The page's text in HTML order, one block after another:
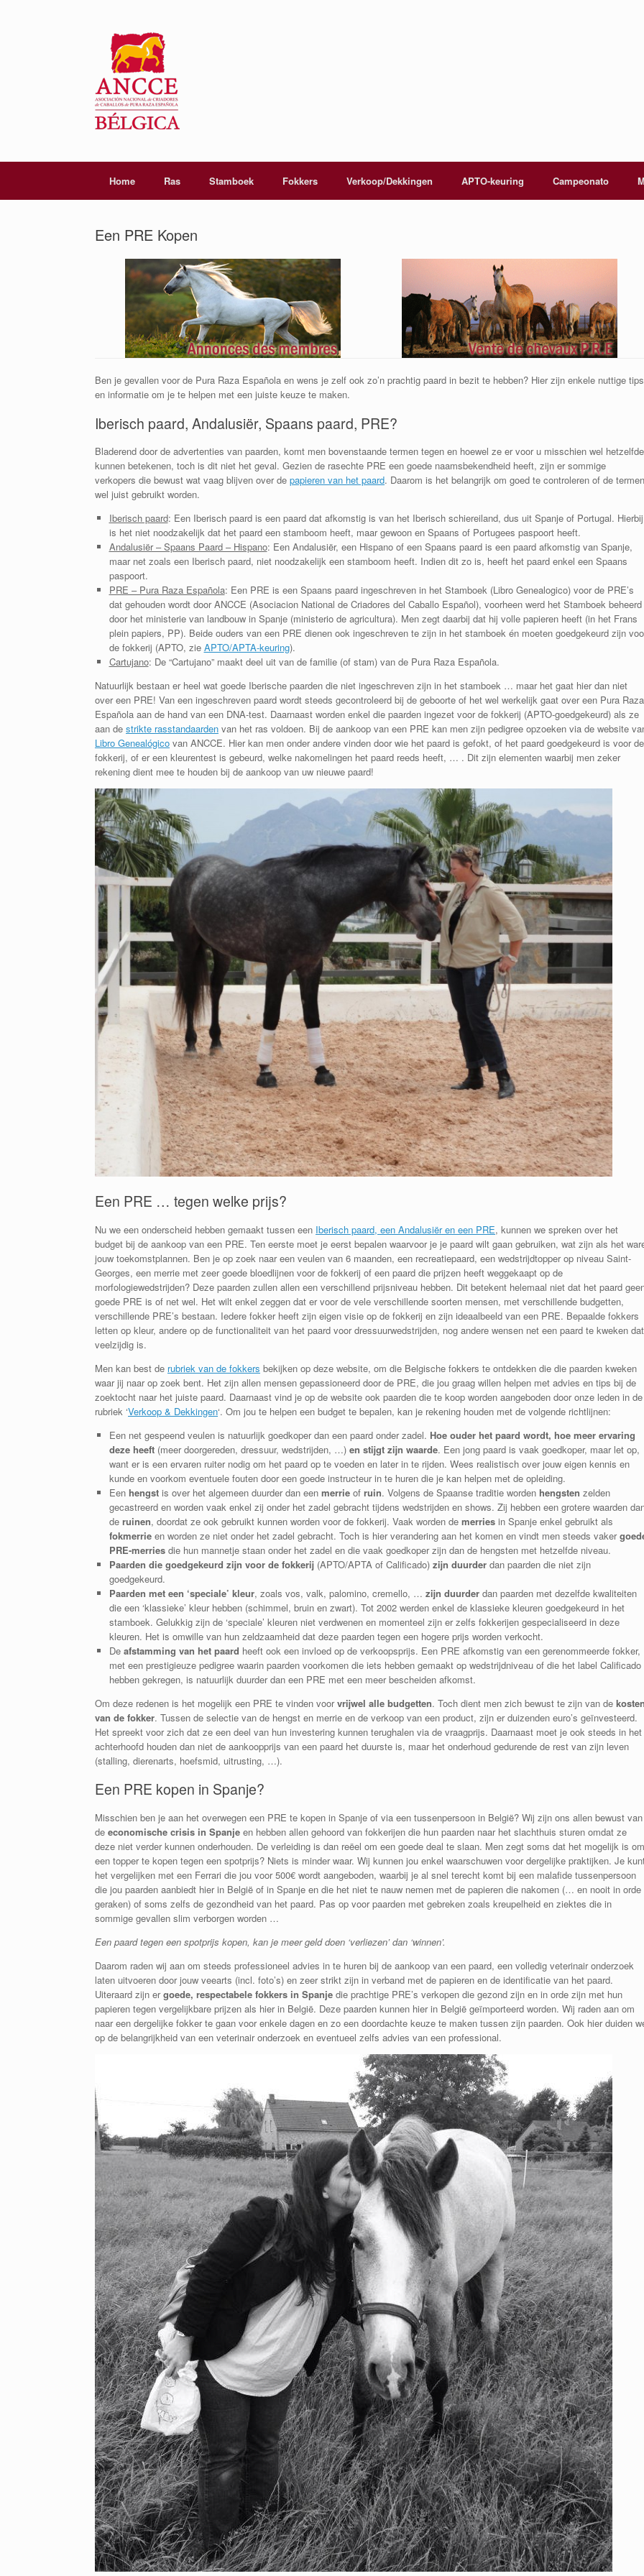
Home Ras Stamboek Fokkers Verkoop/Dekkingen APTO-keuring Campeonato
Een PRE Kopen
Ben je gevallen voor de Pura Raza Española en wens je zelf ook zo’n prachtig paard in bezit te hebben? Hier zijn enkele nuttige tips
en informatie om je te helpen met een juiste keuze te maken.
Iberisch paard, Andalusiër, Spaans paard, PRE?
Bladerend door de advertenties van paarden, komt men bovenstaande termen tegen en hoewel ze er voor u misschien wel hetzelfde
kunnen betekenen, toch is dit niet het geval. Gezien de rasechte PRE een goede naamsbekendheid heeft, zijn er sommige
verkopers die bewust wat vaag blijven over de papieren van het paard. Daarom is het belangrijk om goed te controleren of de termen
wel juist gebruikt worden.
Iberisch paard: Een Iberisch paard is een paard dat afkomstig is van het Iberisch schiereiland, dus uit Spanje of Portugal. Hierbij
is het niet noodzakelijk dat het paard een stamboom heeft, maar gewoon en Spaans of Portugees paspoort heeft.
Andalusiër – Spaans Paard – Hispano: Een Andalusiër, een Hispano of een Spaans paard is een paard afkomstig van Spanje,
maar net zoals een Iberisch paard, niet noodzakelijk een stamboom heeft. Indien dit zo is, heeft het paard enkel een Spaans
paspoort.
PRE – Pura Raza Española: Een PRE is een Spaans paard ingeschreven in het Stamboek (Libro Genealogico) voor de PRE’s
dat gehouden wordt door ANCCE (Asociacion National de Criadores del Caballo Español), voorheen werd het Stamboek beheerd
door het ministerie van landbouw in Spanje (ministerio de agricultura). Men zegt daarbij dat hij volle papieren heeft (in het Frans
plein papiers, PP). Beide ouders van een PRE dienen ook ingeschreven te zijn in het stamboek én moeten goedgekeurd zijn
de fokkerij (APTO, zie APTO/APTA-keuring).
Cartujano: De “Cartujano” maakt deel uit van de familie (of stam) van de Pura Raza Española.
Natuurlijk bestaan er heel wat goede Iberische paarden die niet ingeschreven zijn in het stamboek … maar het gaat hier dan niet
over een PRE! Van een ingeschreven paard wordt steeds gecontroleerd bij de geboorte of het wel werkelijk gaat over een Pura Raza
Española aan de hand van een DNA-test. Daarnaast worden enkel die paarden ingezet voor de fokkerij (APTO-goedgekeurd) als ze
aan de strikte rasstandaarden van het ras voldoen. Bij de aankoop van een PRE kan men zijn pedigree opzoeken via de website
Libro Genealógico van ANCCE. Hier kan men onder andere vinden door wie het paard is gefokt, of het paard goedgekeurd is voor de
fokkerij, of er een kleurentest is gebeurd, welke nakomelingen het paard reeds heeft, … . Dit zijn elementen waarbij men zeker
rekening dient mee te houden bij de aankoop van uw nieuwe paard!
Een PRE … tegen welke prijs?
Nu we een onderscheid hebben gemaakt tussen een Iberisch paard, een Andalusiër en een PRE, kunnen we spreken over het
budget bij de aankoop van een PRE. Ten eerste moet je eerst bepalen waarvoor je je paard wilt gaan gebruiken, wat zijn als het
jouw toekomstplannen. Ben je op zoek naar een veulen van 6 maanden, een recreatiepaard, een wedstrijdtopper op niveau Saint-
Georges, een merrie met zeer goede bloedlijnen voor de fokkerij of een paard die prijzen heeft weggekaapt op de
morfologiewedstrijden? Deze paarden zullen allen een verschillend prijsniveau hebben. Dit betekent helemaal niet dat het paard
goede PRE is of net wel. Het wilt enkel zeggen dat er voor de vele verschillende soorten mensen, met verschillende budgetten,
verschillende PRE’s bestaan. Iedere fokker heeft zijn eigen visie op de fokkerij en zijn ideaalbeeld van een PRE. Bepaalde fokkers
letten op kleur, andere op de functionaliteit van het paard voor dressuurwedstrijden, nog andere wensen net een paard te kweken dat
veelzijdig is.
Men kan best de rubriek van de fokkers bekijken op deze website, om die Belgische fokkers te ontdekken die die paarden kweken
waar jij naar op zoek bent. Het zijn allen mensen gepassioneerd door de PRE, die jou graag willen helpen met advies en tips bij de
zoektocht naar het juiste paard. Daarnaast vind je op de website ook paarden die te koop worden aangeboden door onze leden in de
rubriek ‘Verkoop & Dekkingen‘. Om jou te helpen een budget te bepalen, kan je rekening houden met de volgende richtlijnen:
Een net gespeend veulen is natuurlijk goedkoper dan een paard onder zadel. Hoe ouder het paard wordt, hoe meer ervaring
deze heeft(meer doorgereden, dressuur, wedstrijden, …) en stijgt zijn waarde. Een jong paard is vaak goedkoper, maar let op,
want er is een ervaren ruiter nodig om het paard op te voeden en later in te rijden. Wees realistisch over jouw eigen kennis en
kunde en voorkom eventuele fouten door een goede instructeur in te huren die je kan helpen met de opleiding.
Een hengstis over het algemeen duurder dan een merrieof ruin. Volgens de Spaanse traditie worden hengsten zelden
gecastreerd en worden vaak enkel zij onder het zadel gebracht tijdens wedstrijden en shows. Zij hebben een grotere waarden
de ruinen, doordat ze ook gebruikt kunnen worden voor de fokkerij. Vaak worden de merriesin Spanje enkel gebruikt als
fokmerrieen worden ze niet onder het zadel gebracht. Toch is hier verandering aan het komen en vindt men steeds vaker
PRE-merriesdie hun mannetje staan onder het zadel en die vaak goedkoper zijn dan de hengsten met hetzelfde niveau.
Paarden die goedgekeurd zijn voor de fokkerij(APTO/APTA of Calificado) zijn duurderdan paarden die niet zijn
goedgekeurd.
Paarden met een ‘speciale’ kleur, zoals vos, valk, palomino, cremello, … zijn duurder dan paarden met dezelfde kwaliteiten
die een ‘klassieke’ kleur hebben (schimmel, bruin en zwart). Tot 2002 werden enkel de klassieke kleuren goedgekeurd in het
stamboek. Gelukkig zijn de ‘speciale’ kleuren niet verdwenen en momenteel zijn er zelfs fokkerijen gespecialiseerd in deze
kleuren. Het is omwille van hun zeldzaamheid dat deze paarden tegen een hogere prijs worden verkocht.
De afstamming van het paard heeft ook een invloed op de verkoopsprijs. Een PRE afkomstig van een gerenommeerde fokker,
met een prestigieuze pedigree waarin paarden voorkomen die iets hebben gemaakt op wedstrijdniveau of die het label Calificado
hebben gekregen, is natuurlijk duurder dan een PRE met een meer bescheiden afkomst.
Om deze redenen is het mogelijk een PRE te vinden voorvrijwel alle budgetten. Toch dient men zich bewust te zijn van de
van de fokker. Tussen de selectie van de hengst en merrie en de verkoop van een product, zijn er duizenden euro’s geïnvesteerd.
Het spreekt voor zich dat ze een deel van hun investering kunnen terughalen via de vraagprijs. Daarnaast moet je ook steeds in het
achterhoofd houden dan niet de aankoopprijs van een paard het duurste is, maar het onderhoud gedurende de rest van zijn leven
(stalling, dierenarts, hoefsmid, uitrusting, …).
Een PRE kopen in Spanje?
Misschien ben je aan het overwegen een PRE te kopen in Spanje of via een tussenpersoon in België? Wij zijn ons allen bewust van
de economische crisis in Spanje en hebben allen gehoord van fokkerijen die hun paarden naar het slachthuis sturen omdat ze
deze niet verder kunnen onderhouden. De verleiding is dan reëel om een goede deal te slaan. Men zegt soms dat het mogelijk is om
een topper te kopen tegen een spotprijs? Niets is minder waar. Wij kunnen jou enkel waarschuwen voor dergelijke praktijken. Je
het vergelijken met een Ferrari die jou voor 500€ wordt aangeboden, waarbij je al snel terecht komt bij een malafide tussenpersoon
die jou paarden aanbiedt hier in België of in Spanje en die het niet te nauw nemen met de papieren die nakomen (… en nooit in orde
geraken) of soms zelfs de gezondheid van het paard. Pas op voor paarden met gebreken zoals kreupelheid en ziektes die in
sommige gevallen slim verborgen worden …
Een paard tegen een spotprijs kopen, kan je meer geld doen ‘verliezen’ dan ‘winnen’.
Daarom raden wij aan om steeds professioneel advies in te huren bij de aankoop van een paard, een volledig veterinair onderzoek
laten uitvoeren door jouw veearts (incl. foto’s) en zeer strikt zijn in verband met de papieren en de identificatie van het paard.
Uiteraard zijn ergoede, respectabele fokkers in Spanje die prachtige PRE’s verkopen die gezond zijn en in orde zijn met hun
papieren tegen vergelijkbare prijzen als hier in België. Deze paarden kunnen hier in België geïmporteerd worden. Wij raden aan om
naar een dergelijke fokker te gaan voor enkele dagen en zo een doordachte keuze te maken tussen zijn paarden. Ook hier duiden
op de belangrijkheid van een veterinair onderzoek en eventueel zelfs advies van een professional.